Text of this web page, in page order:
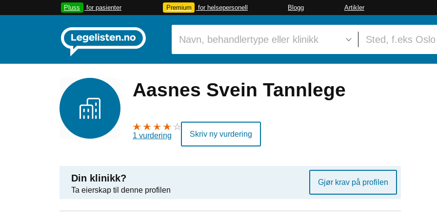
Pluss for pasienter Premium for helsepersonell Blogg Artikler
Aasnes Svein Tannlege
1 vurdering Skriv ny vurdering
Din klinikk?
Ta eierskap til denne profilen
Gjør krav på profilen